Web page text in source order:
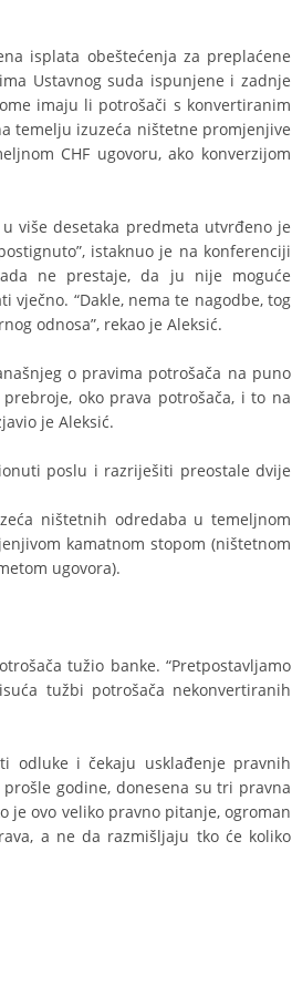
isplata obeštećenja za preplaćene
Ustavnog suda ispunjene i zadnje
imaju li potrošači s konvertiranim
temelju izuzeća ništetne promjenjive
CHF ugovoru, ako konverzijom
više desetaka predmeta utvrđeno je
istaknuo je na konferenciji
ne prestaje, da ju nije moguće
“Dakle, nema te nagodbe, tog
odnosa”, rekao je Aleksić.
o pravima potrošača na puno
oko prava potrošača, i to na
je Aleksić.
poslu i razriješiti preostale dvije
ništetnih odredaba u temeljnom
kamatnom stopom (ništetnom
ugovora).
tužio banke. “Pretpostavljamo
tužbi potrošača nekonvertiranih
odluke i čekaju usklađenje pravnih
godine, donesena su tri pravna
je ovo veliko pravno pitanje, ogroman
a ne da razmišljaju tko će koliko